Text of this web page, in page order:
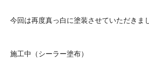
今回は再度真っ白に塗装させていただきま
施工中（シーラー塗布）